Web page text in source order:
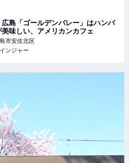
島「ゴールデンバレー」はハンバ
味しい、アメリカンカフェ
市安佐北区
ンジャー